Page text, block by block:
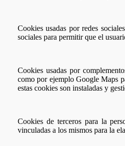
Cookies usadas por redes
sociales para permitir que el
Cookies usadas por
como por ejemplo Google Maps
estas cookies son instaladas y
Cookies de terceros para la
vinculadas a los mismos para la